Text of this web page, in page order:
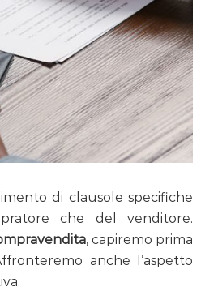
di clausole specifiche
che del venditore.
, capiremo prima
anche l’aspetto